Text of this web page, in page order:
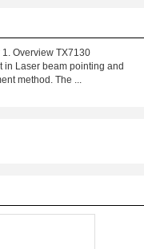
Overview TX7130
in Laser beam pointing and
method. The ...